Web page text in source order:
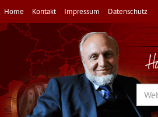
Direkt
zum
Inhalt
Home Kontakt Impressum Datenschutz
Search